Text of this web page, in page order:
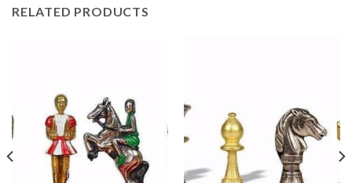
RELATED PRODUCTS